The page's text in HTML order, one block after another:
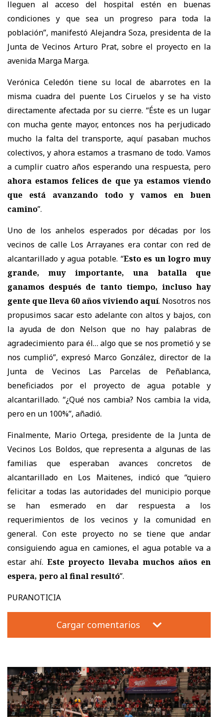
lleguen al acceso del hospital estén en buenas
condiciones y que sea un progreso para toda la
población”, manifestó Alejandra Soza, presidenta de la
Junta de Vecinos Arturo Prat, sobre el proyecto en la
avenida Marga Marga.
Verónica Celedón tiene su local de abarrotes en la
misma cuadra del puente Los Ciruelos y se ha visto
directamente afectada por su cierre. “Éste es un lugar
con mucha gente mayor, entonces nos ha perjudicado
mucho la falta del transporte, aquí pasaban muchos
colectivos, y ahora estamos a trasmano de todo. Vamos
a cumplir cuatro años esperando una respuesta, pero
ahora estamos felices de que ya estamos viendo
que está avanzando todo y vamos en buen
camino”.
Uno de los anhelos esperados por décadas por los
vecinos de calle Los Arrayanes era contar con red de
alcantarillado y agua potable. “Esto es un logro muy
grande, muy importante, una batalla que
ganamos después de tanto tiempo, incluso hay
gente que lleva 60 años viviendo aquí. Nosotros nos
propusimos sacar esto adelante con altos y bajos, con
la ayuda de don Nelson que no hay palabras de
agradecimiento para él… algo que se nos prometió y se
nos cumplió”, expresó Marco González, director de la
Junta de Vecinos Las Parcelas de Peñablanca,
beneficiados por el proyecto de agua potable y
alcantarillado. “¿Qué nos cambia? Nos cambia la vida,
pero en un 100%”, añadió.
Finalmente, Mario Ortega, presidente de la Junta de
Vecinos Los Boldos, que representa a algunas de las
familias que esperaban avances concretos de
alcantarillado en Los Maitenes, indicó que “quiero
felicitar a todas las autoridades del municipio porque
se han esmerado en dar respuesta a los
requerimientos de los vecinos y la comunidad en
general. Con este proyecto no se tiene que andar
consiguiendo agua en camiones, el agua potable va a
estar ahí.Este proyecto llevaba muchos años en
espera, pero al final resultó”.
PURANOTICIA
Cargar comentarios